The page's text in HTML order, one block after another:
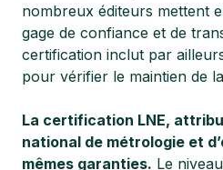
nombreux éditeurs mettent
gage de confiance et de
certification inclut par
pour vérifier le maintien de
La certification LNE,
national de métrologie et
mêmes garanties. Le